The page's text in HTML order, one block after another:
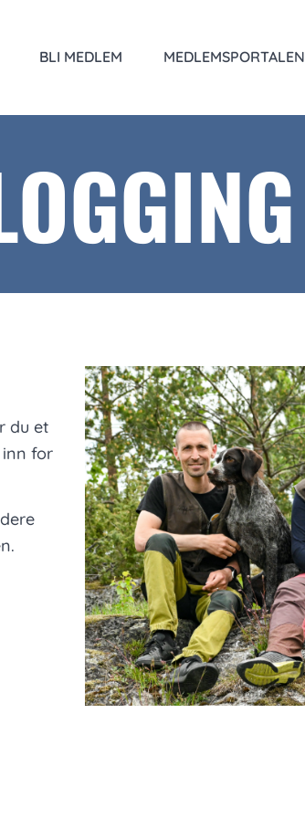
BLI MEDLEM MEDLEMSPORTALEN
du et
inn for